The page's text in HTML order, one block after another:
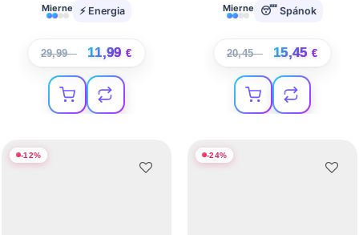
Mierne ⚡ Energia
29,99€ 11,99 €
Mierne 😴 Spánok
20,45€ 15,45 €
-12% -24%